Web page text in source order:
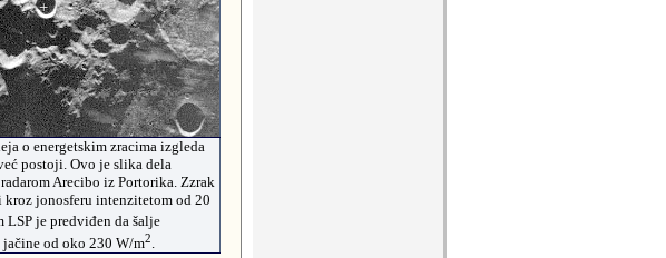
o energetskim zracima izgleda
postoji. Ovo je slika dela
Arecibo iz Portorika. Zzrak
kroz jonosferu intenzitetom od 20
LSP je predviđen da šalje
od oko 230 W/m2